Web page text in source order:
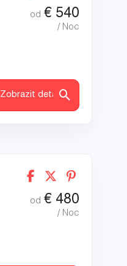
od € 540
/ Noc
Zobrazit detaily
od € 480
/ Noc